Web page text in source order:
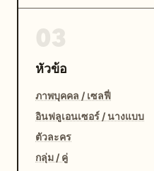
หัวข้อ
ภาพบุคคล / เซลฟี่
อินฟลูเอนเซอร์ / นางแบบ
ตัวละคร
กลุ่ม / คู่